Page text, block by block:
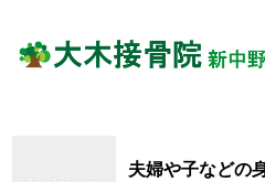
対応症状一覧
夫婦や子などの